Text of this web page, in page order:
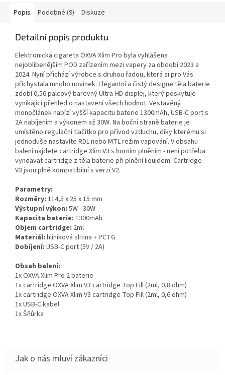
Popis Podobné (9) Diskuze
Detailní popis produktu
Elektronická cigareta OXVA Xlim Pro byla vyhlášena
nejoblíbenějším POD zařízením mezi vapery za období 2023 a
2024. Nyní přichází výrobce s druhou řadou, která si pro Vás
přichystala mnoho novinek. Elegantní a čistý designe těla baterie
zdobí 0,56 palcový barevný Ultra-HD displej, který poskytuje
vynikající přehled o nastavení všech hodnot. Vestavěný
monočlánek nabízí vyšší kapacitu baterie 1300mAh, USB-C port s
2A nabíjením a výkonem až 30W. Na boční straně baterie je
umístěno regulační tlačítko pro přívod vzduchu, díky kterému si
jednoduše nastavíte RDL nebo MTL režim vapování. V obsahu
balení najdete cartridge Xlim V3 s horním plněním - není potřeba
vyndavat cartridge z těla baterie při plnění liquidem. Cartridge
V3 jsou plně kompatibilní s verzí V2.
Parametry:
Rozměry: 114,5 x 25 x 15 mm
Výstupní výkon: 5W - 30W
Kapacita baterie: 1300mAh
Objem cartridge: 2ml
Materiál: hliníková slitina + PCTG
Dobíjení: USB-C port (5V / 2A)
Obsah balení:
1x OXVA Xlim Pro 2 baterie
1x cartridge OXVA Xlim V3 cartridge Top Fill (2ml, 0,8 ohm)
1x cartridge OXVA Xlim V3 cartridge Top Fill (2ml, 0,6 ohm)
1x USB-C kabel
1x Šňůrka